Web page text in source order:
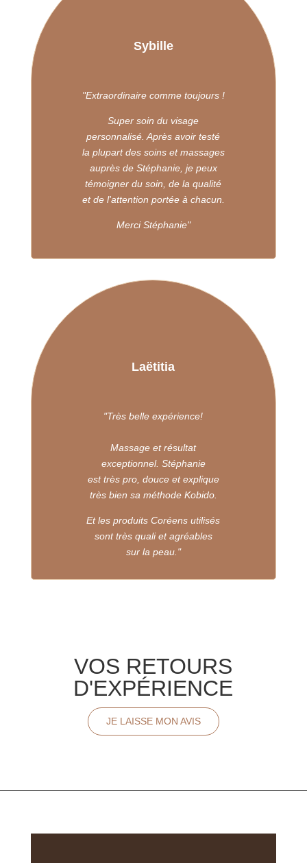
Sybille
"Extraordinaire comme toujours !
Super soin du visage
personnalisé. Après avoir testé
la plupart des soins et massages
auprès de Stéphanie, je peux
témoigner du soin, de la qualité
et de l'attention portée à chacun.
Merci Stéphanie"
Laëtitia
"Très belle expérience!
Massage et résultat
exceptionnel. Stéphanie
est très pro, douce et explique
très bien sa méthode Kobido.
Et les produits Coréens utilisés
sont très quali et agréables
sur la peau. "
VOS RETOURS
D'EXPÉRIENCE
JE LAISSE MON AVIS